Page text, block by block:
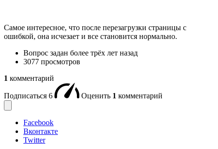
Самое интересное, что после перезагрузки страницы с
ошибкой, она исчезает и все становится нормально.
Вопрос задан более трёх лет назад
3077 просмотров
1 комментарий
Подписаться 6 Оценить 1 комментарий
Facebook
Вконтакте
Twitter